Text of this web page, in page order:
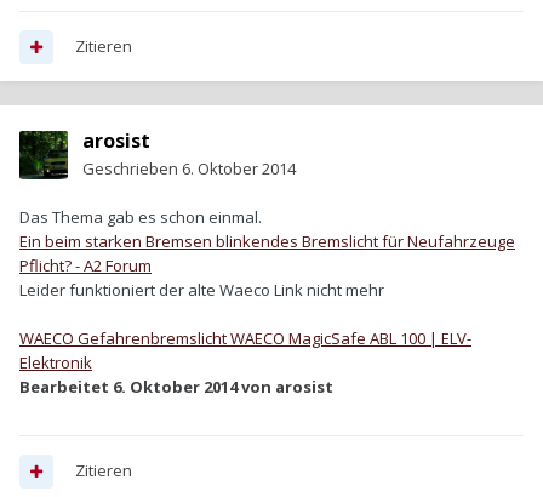
Zitieren
arosist
Geschrieben 6. Oktober 2014
Das Thema gab es schon einmal.
Ein beim starken Bremsen blinkendes Bremslicht für Neufahrzeuge
Pflicht? - A2 Forum
Leider funktioniert der alte Waeco Link nicht mehr
WAECO Gefahrenbremslicht WAECO MagicSafe ABL 100 | ELV-
Elektronik
Bearbeitet 6. Oktober 2014von arosist
Zitieren